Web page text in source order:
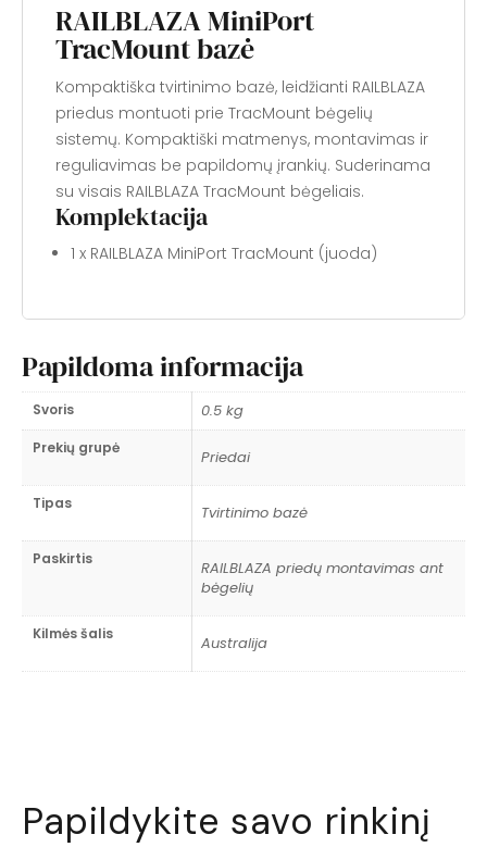
RAILBLAZA MiniPort
TracMount bazė
Kompaktiška tvirtinimo bazė, leidžianti RAILBLAZA
priedus montuoti prie TracMount bėgelių
sistemų. Kompaktiški matmenys, montavimas ir
reguliavimas be papildomų įrankių. Suderinama
su visais RAILBLAZA TracMount bėgeliais.
Komplektacija
1 x RAILBLAZA MiniPort TracMount (juoda)
Papildoma informacija
Svoris 0.5 kg
Prekių grupė Priedai
Tipas Tvirtinimo bazė
Paskirtis
RAILBLAZA priedų montavimas ant
bėgelių
Kilmės šalis Australija
Papildykite savo rinkinį